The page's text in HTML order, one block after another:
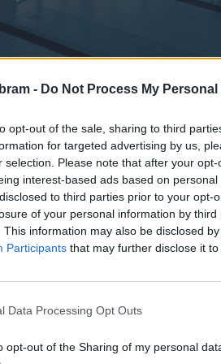
- Do Not Process My
opt-out of the sale, sharing to third
for targeted advertising by us,
selection. Please note that after your
interest-based ads based on
to third parties prior to your opt-
of your personal information by third
This information may also be disclosed
Participants that may further disclose it
Data Processing Opt Outs
opt-out of the Sharing of my personal
dny tak bude od 8 do 12 hodin
na dvě odpoledne a ve čtvrtek je
„Návštěvníci musí počítat i s
a tréninky plaveckého klubu. Od
rozpis obsazenosti plaveckých
města Příbram,“připomněla
ve čtvrtek a v sobotu pro
Nyní běží sauna ve
den), vždy v čase od 18 do 21 hodin.